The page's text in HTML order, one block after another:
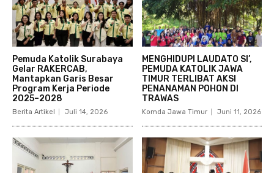
Pemuda Katolik Surabaya
Gelar RAKERCAB,
Mantapkan Garis Besar
Program Kerja Periode
2025–2028
Berita Artikel Juli 14, 2026
MENGHIDUPI LAUDATO SI’,
PEMUDA KATOLIK JAWA
TIMUR TERLIBAT AKSI
PENANAMAN POHON DI
TRAWAS
Komda Jawa Timur Juni 11, 2026